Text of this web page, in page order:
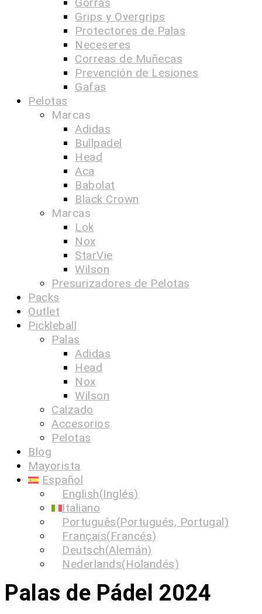
Grips y Overgrips
Protectores de Palas
Neceseres
Correas de Muñecas
Prevención de Lesiones
Gafas
Pelotas
Marcas
Adidas
Bullpadel
Head
Aca
Babolat
Black Crown
Marcas
Lok
Nox
StarVie
Wilson
Presurizadores de Pelotas
Packs
Outlet
Pickleball
Palas
Adidas
Head
Nox
Wilson
Calzado
Accesorios
Pelotas
Blog
Mayorista
Español
English(Inglés)
Italiano
Português(Portugués, Portugal)
Français(Francés)
Deutsch(Alemán)
Nederlands(Holandés)
Palas de Pádel 2024